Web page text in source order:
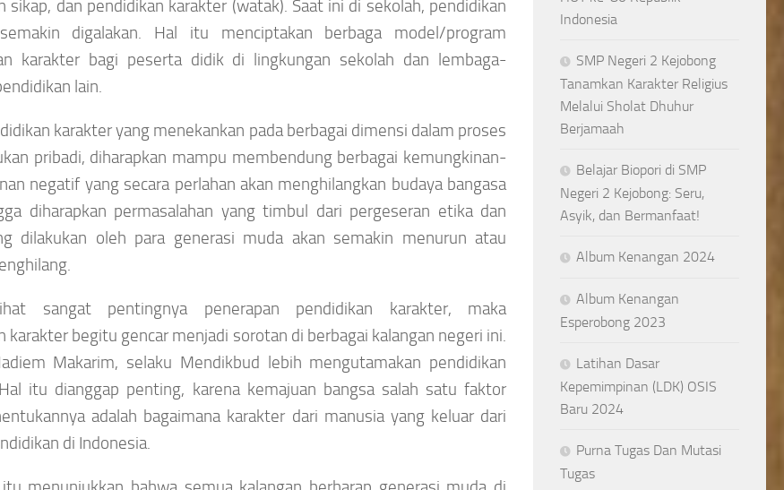
sikap, dan pendidikan karakter (watak). Saat ini di sekolah, pendidikan
digalakan. Hal itu menciptakan berbaga model/program
karakter bagi peserta didik di lingkungan sekolah dan lembaga-
lain.
karakter yang menekankan pada berbagai dimensi dalam proses
pribadi, diharapkan mampu membendung berbagai kemungkinan-
negatif yang secara perlahan akan menghilangkan budaya bangasa
diharapkan permasalahan yang timbul dari pergeseran etika dan
dilakukan oleh para generasi muda akan semakin menurun atau
sangat pentingnya penerapan pendidikan karakter, maka
karakter begitu gencar menjadi sorotan di berbagai kalangan negeri ini.
Makarim, selaku Mendikbud lebih mengutamakan pendidikan
itu dianggap penting, karena kemajuan bangsa salah satu faktor
adalah bagaimana karakter dari manusia yang keluar dari
di Indonesia.
Indonesia
SMP Negeri 2 Kejobong
Tanamkan Karakter Religius
Melalui Sholat Dhuhur
Berjamaah
Belajar Biopori di SMP
Negeri 2 Kejobong: Seru,
Asyik, dan Bermanfaat!
Album Kenangan 2024
Album Kenangan
Esperobong 2023
Latihan Dasar
Kepemimpinan (LDK) OSIS
Baru 2024
Purna Tugas Dan Mutasi
Tugas